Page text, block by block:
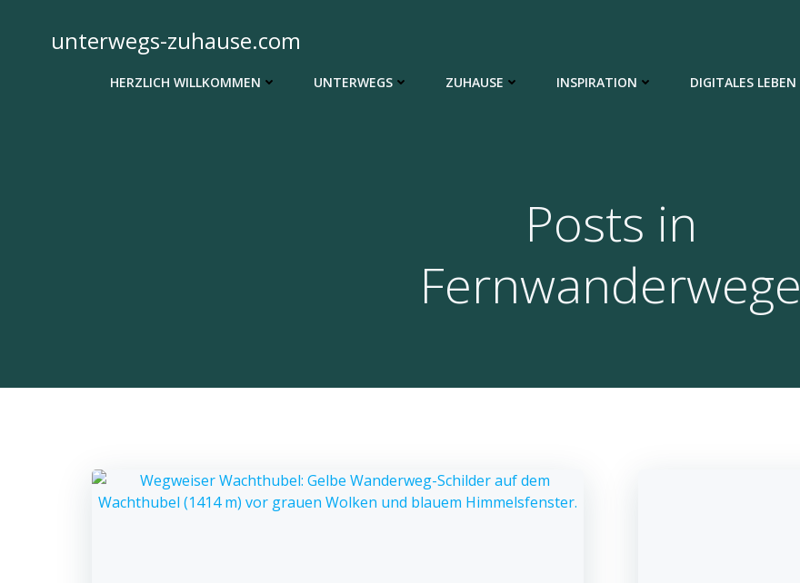
springenunterwegs-zuhause.com
HERZLICH WILLKOMMEN UNTERWEGS ZUHAUSE INSPIRATION DIGITALES LEBEN
Posts in
Fernwanderwege